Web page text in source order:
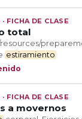
FICHA DE CLASE
total
estiramiento
FICHA DE CLASE
a movernos